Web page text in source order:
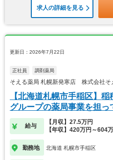
求人の詳細を見る
更新日：2026年7月22日
正社員 調剤薬局
そえる薬局 札幌新発寒店 株式会社そ
【北海道札幌市手稲区】
グループの薬局事業を担っ
給与
【月収】27.5万円
【年収】420万円～604
勤務地 北海道 札幌市手稲区